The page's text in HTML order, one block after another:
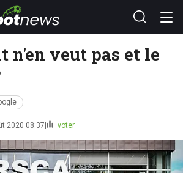
n'en veut pas et le
2020 08:37 voter